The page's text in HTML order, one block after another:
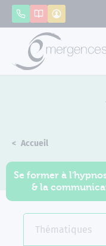
AppelerCatalogue
Accueil
Se former à
& la
Thématiques
Panneau de gestion des